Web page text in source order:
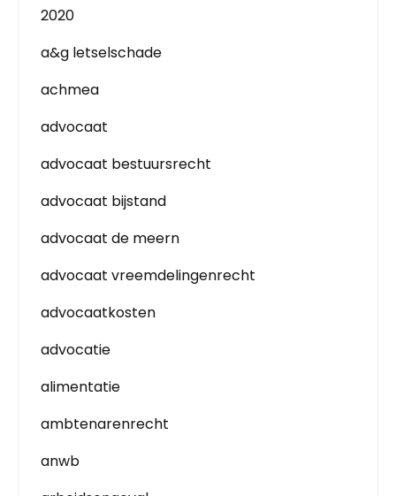
2020
a&g letselschade
achmea
advocaat
advocaat bestuursrecht
advocaat bijstand
advocaat de meern
advocaat vreemdelingenrecht
advocaatkosten
advocatie
alimentatie
ambtenarenrecht
anwb